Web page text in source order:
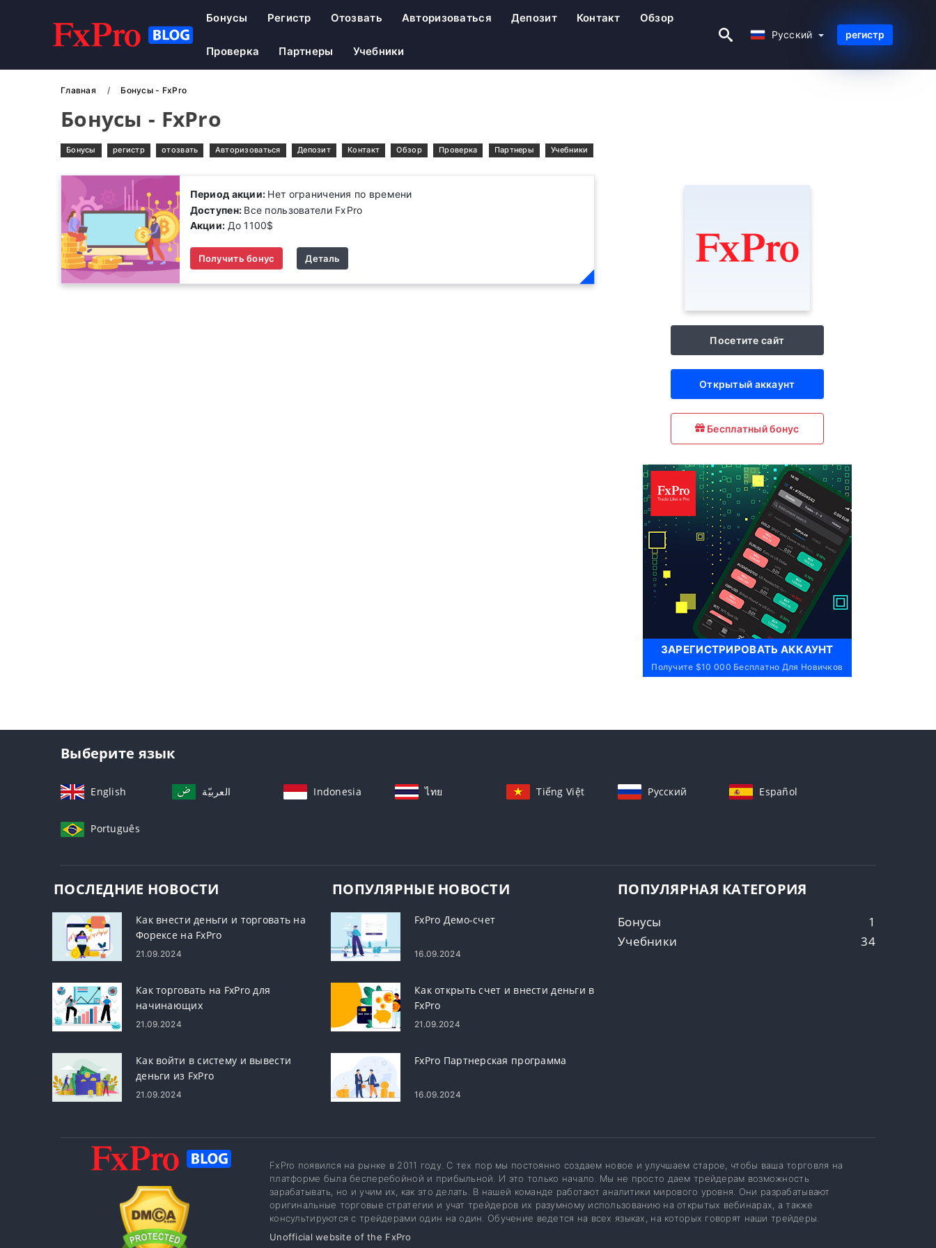
Бонусы Регистр Отозвать Авторизоваться Депозит Контакт Обзор
Проверка Партнеры Учебники
Русский регистр
Главная Бонусы - FxPro
Бонусы - FxPro
Бонусы регистр отозвать Авторизоваться Депозит Контакт Обзор Проверка Партнеры Учебники
Период акции: Нет ограничения по времени
Доступен: Все пользователи FxPro
Акции: До 1100$
Получить бонус Деталь
Посетите сайт
Открытый аккаунт
Бесплатный бонус
ЗАРЕГИСТРИРОВАТЬ АККАУНТ
Получите $10 000 Бесплатно Для Новичков
Выберите язык
English العربيّة Indonesia ไทย Tiếng Việt Русский Español
Português
ПОСЛЕДНИЕ НОВОСТИ
Как внести деньги и торговать на
Форексе на FxPro
21.09.2024
Как торговать на FxPro для
начинающих
21.09.2024
Как войти в систему и вывести
деньги из FxPro
21.09.2024
ПОПУЛЯРНЫЕ НОВОСТИ
FxPro Демо-счет
16.09.2024
Как открыть счет и внести деньги в
FxPro
21.09.2024
FxPro Партнерская программа
16.09.2024
ПОПУЛЯРНАЯ КАТЕГОРИЯ
Бонусы
1
Учебники
34
FxPro появился на рынке в 2011 году. С тех пор мы постоянно создаем новое и улучшаем старое, чтобы ваша торговля на
платформе была бесперебойной и прибыльной. И это только начало. Мы не просто даем трейдерам возможность
зарабатывать, но и учим их, как это делать. В нашей команде работают аналитики мирового уровня. Они разрабатывают
оригинальные торговые стратегии и учат трейдеров их разумному использованию на открытых вебинарах, а также
консультируются с трейдерами один на один. Обучение ведется на всех языках, на которых говорят наши трейдеры.
Unofficial website of the FxPro